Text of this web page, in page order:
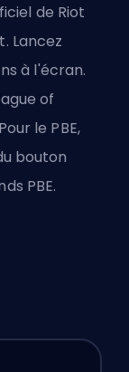
de Riot
Lancez
à l'écran.
of
le PBE,
bouton
PBE.